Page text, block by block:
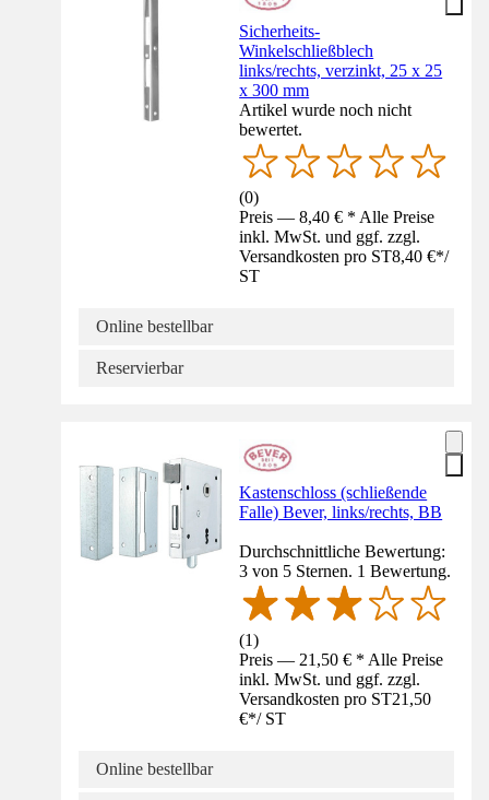
Sicherheits-
Winkelschließblech
links/rechts, verzinkt, 25 x 25
x 300 mm
Artikel wurde noch nicht
bewertet.
(0)
Preis — 8,40 € * Alle Preise
inkl. MwSt. und ggf. zzgl.
Versandkosten pro ST8,40 €*/
ST
Online bestellbar
Reservierbar
Kastenschloss (schließende
Falle) Bever, links/rechts, BB
Durchschnittliche Bewertung:
3 von 5 Sternen. 1 Bewertung.
(1)
Preis — 21,50 € * Alle Preise
inkl. MwSt. und ggf. zzgl.
Versandkosten pro ST21,50
€*/ ST
Online bestellbar